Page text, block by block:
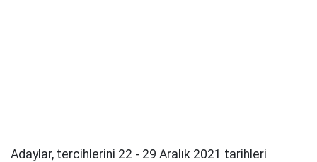
Adaylar, tercihlerini 22 - 29 Aralık 2021 tarihleri